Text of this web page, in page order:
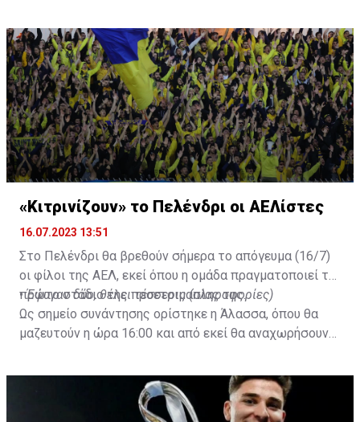
Not a done deal yet, but Mahrez is keen on the move and
Al-Ahli hope to move fast.🇸🇦
pic.twitter.com/Z0SmniQXIP
— Ben Jacobs (@JacobsBen)July 15, 2023
«Κιτρινίζουν» το Πελένδρι οι ΑΕΛίστες
16.07.2023 13:51
Στο Πελένδρι θα βρεθούν σήμερα το απόγευμα (16/7)
οι φίλοι της ΑΕΛ, εκεί όπου η ομάδα πραγματοποιεί το
πρώτο στάδιο της προετοιμασίας της.
•Έφυγαν δύο, θέλει τέσσερις (πληροφορίες)
Ως σημείο συνάντησης ορίστηκε η Άλασσα, όπου θα
μαζευτούν η ώρα 16:00 και από εκεί θα αναχωρήσουν
δώοσυν το παρών τους στην απογευματινή προπόνηση